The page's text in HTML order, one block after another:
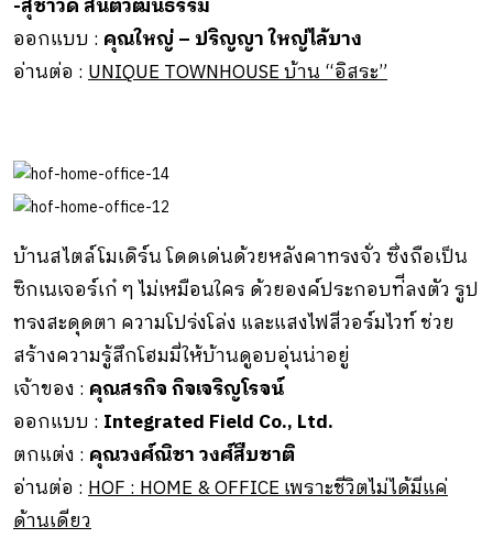
-สุชาวดี สันติวัฒนธรรม
ออกแบบ : คุณใหญ่ – ปริญญา ใหญ่ไล้บาง
อ่านต่อ : UNIQUE TOWNHOUSE บ้าน “อิสระ”
บ้านสไตล์โมเดิร์น โดดเด่นด้วยหลังคาทรงจั่ว ซึ่งถือเป็น
ซิกเนเจอร์เก๋ ๆ ไม่เหมือนใคร ด้วยองค์ประกอบท่ีลงตัว รูป
ทรงสะดุดตา ความโปร่งโล่ง และแสงไฟสีวอร์มไวท์ ช่วย
สร้างความรู้สึกโฮมมี่ให้บ้านดูอบอุ่นน่าอยู่
เจ้าของ : คุณสรกิจ กิจเจริญโรจน์
ออกแบบ : Integrated Field Co., Ltd.
ตกแต่ง : คุณวงศ์ณิชา วงศ์สืบชาติ
อ่านต่อ : HOF : HOME & OFFICE เพราะชีวิตไม่ได้มีแค่
ด้านเดียว